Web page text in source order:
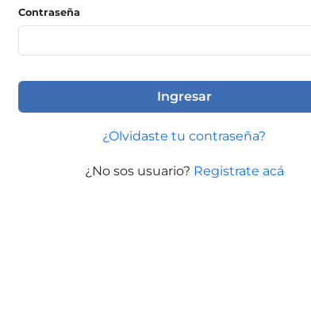
Contraseña
Ingresar
¿Olvidaste tu contraseña?
¿No sos usuario? Registrate acá